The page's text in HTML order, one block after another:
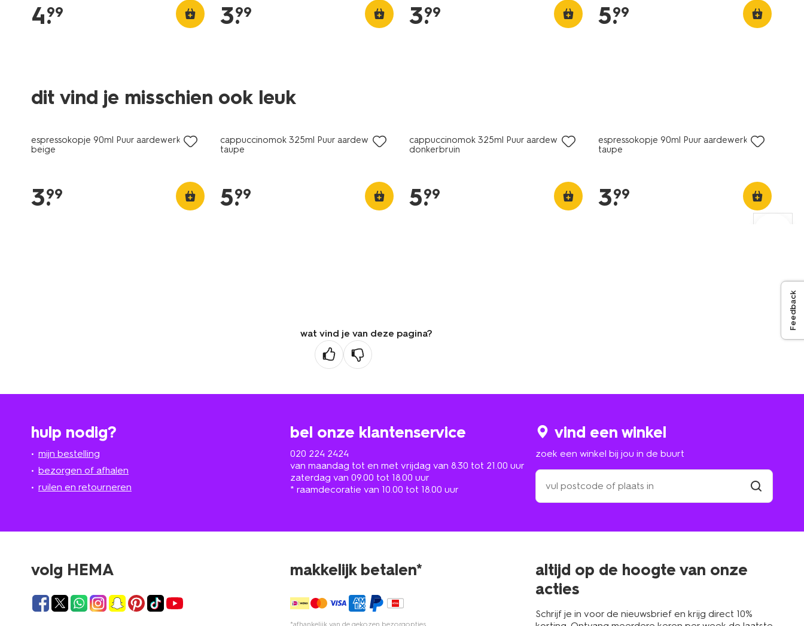
4.
99 3.
99 3.
99 5.
99
dit vind je misschien ook leuk
espressokopje 90ml Puur aardewerk
beige
3.
99
cappuccinomok 325ml Puur aardewerk
taupe
5.
99
cappuccinomok 325ml Puur aardewerk
donkerbruin
5.
99
espressokopje 90ml Puur aardewerk
taupe
3.
99
wat vind je van deze pagina?
hulp nodig?
mijn bestelling
bezorgen of afhalen
ruilen en retourneren
bel onze klantenservice
020 224 2424
van maandag tot en met vrijdag van 8.30 tot 21.00 uur
zaterdag van 09.00 tot 18.00 uur
* raamdecoratie van 10.00 tot 18.00 uur
vind een winkel
zoek een winkel bij jou in de buurt
zoek
een
winkel
in
volg HEMA makkelijk betalen*
*afhankelijk van de gekozen bezorgopties
altijd op de hoogte van onze
acties
Schrijf je in voor de nieuwsbrief en krijg direct 10%
Feedback